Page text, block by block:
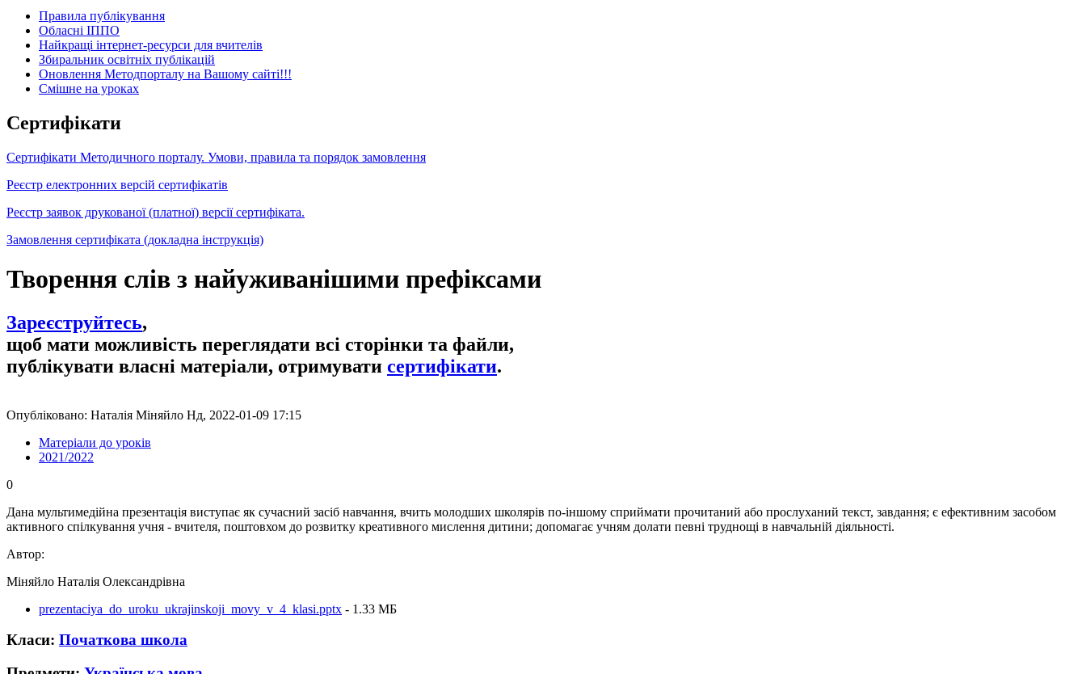
Правила публікування
Обласні ІППО
Найкращі інтернет-ресурси для вчителів
Збиральник освітніх публікацій
Оновлення Методпорталу на Вашому сайті!!!
Cмішне на уроках
Сертифікати
Сертифікати Методичного порталу. Умови, правила та порядок замовлення
Реєстр електронних версій сертифікатів
Реєстр заявок друкованої (платної) версії сертифіката.
Замовлення сертифіката (докладна інструкція)
Творення слів з найуживанішими префіксами
Зареєструйтесь,
щоб мати можливість переглядати всі сторінки та файли,
публікувати власні матеріали, отримувати сертифікати.
Опубліковано: Наталія Міняйло Нд, 2022-01-09 17:15
Матеріали до уроків
2021/2022
0
Дана мультимедійна презентація виступає як сучасний засіб навчання, вчить молодших школярів по-іншому сприймати прочитаний або прослуханий текст, завдання; є ефективним засобом
активного спілкування учня - вчителя, поштовхом до розвитку креативного мислення дитини; допомагає учням долати певні труднощі в навчальній діяльності.
Автор:
Міняйло Наталія Олександрівна
prezentaciya_do_uroku_ukrajinskoji_movy_v_4_klasi.pptx - 1.33 MБ
Класи: Початкова школа